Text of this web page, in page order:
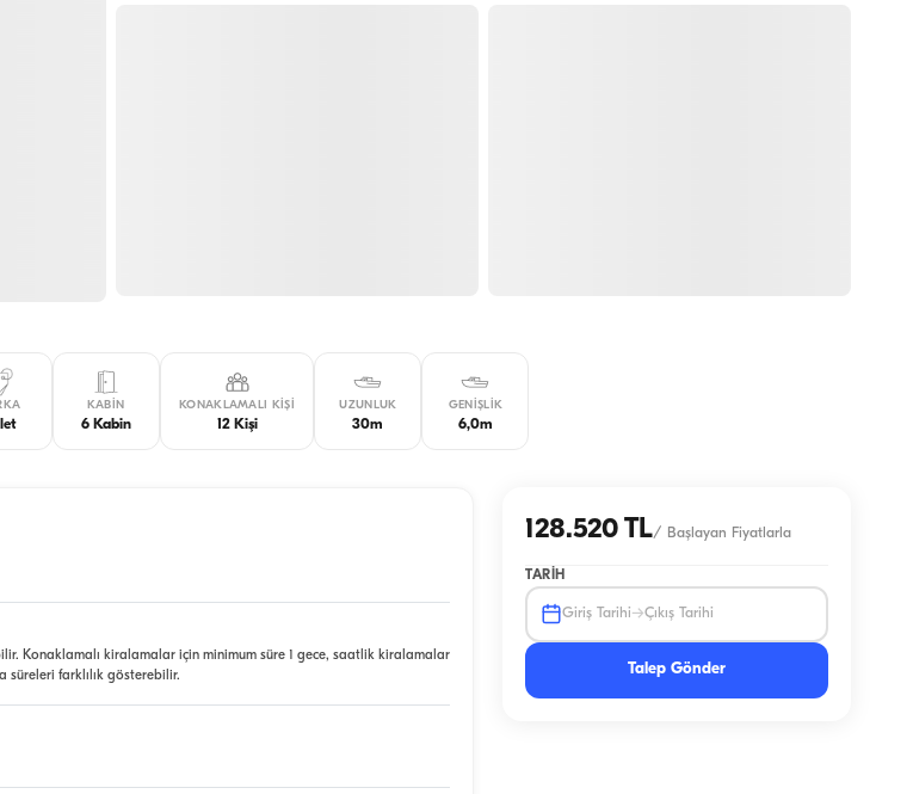
KABIN
6 Kabin
KONAKLAMALI KIŞI
12 Kişi
UZUNLUK
30m
GENIŞLIK
6,0m
Konaklamalı kiralamalar için minimum süre 1 gece, saatlik kiralamalar
süreleri farklılık gösterebilir.
128.520 TL/ Başlayan Fiyatlarla
TARIH
Giriş Tarihi→Çıkış Tarihi
Talep Gönder